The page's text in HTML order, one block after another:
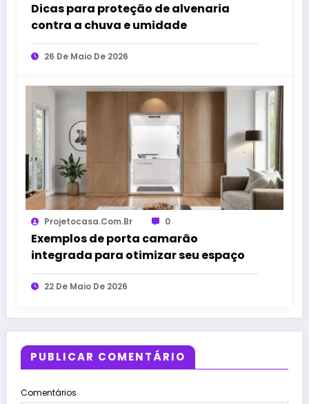
Dicas para proteção de alvenaria
contra a chuva e umidade
26 De Maio De 2026
Projetocasa.com.br 0
Exemplos de porta camarão
integrada para otimizar seu espaço
22 De Maio De 2026
PUBLICAR COMENTÁRIO
Comentários